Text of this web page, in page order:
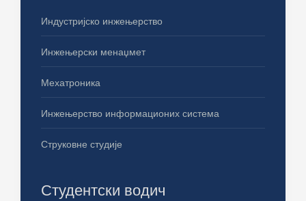
Индустријско инжењерство
Инжењерски менаџмет
Мехатроника
Инжењерство информационих система
Струковне студије
Студентски водич